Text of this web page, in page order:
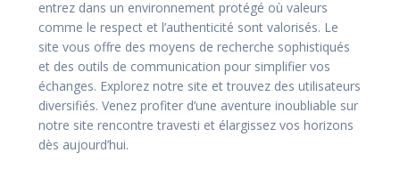
entrez dans un environnement protégé où valeurs
comme le respect et l’authenticité sont valorisés. Le
site vous offre des moyens de recherche sophistiqués
et des outils de communication pour simplifier vos
échanges. Explorez notre site et trouvez des utilisateurs
diversifiés. Venez profiter d’une aventure inoubliable sur
notre site rencontre travesti et élargissez vos horizons
dès aujourd’hui.